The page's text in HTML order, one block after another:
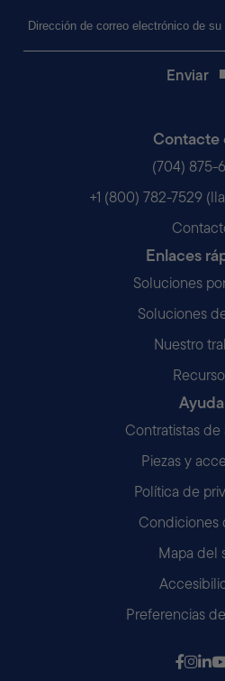
Contacte
(704) 875-
+1 (800) 782-7529
Enlaces
Soluciones
Soluciones
Nuestro
Ayuda
Contratistas de
Piezas y
Política de
Condiciones
Mapa del
Preferencias